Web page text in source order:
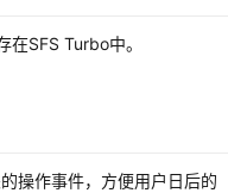
在SFS Turbo中。
操作事件，方便用户日后的